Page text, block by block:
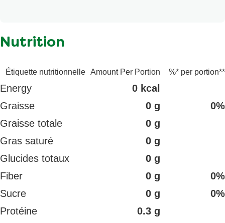
Nutrition
Étiquette nutritionnelle Amount Per Portion %* per portion**
Energy
0 kcal
Graisse
0 g
0%
Graisse totale
0 g
Gras saturé
0 g
Glucides totaux
0 g
Fiber
0 g
0%
Sucre
0 g
0%
Protéine
0.3 g